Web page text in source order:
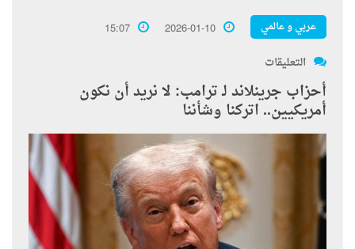
عربي و عالمي 2026-01-10
15:07
التعليقات
أحزاب جرينلاند لـ ترامب: لا نريد أن نكون
أمريكيين.. اتركنا وشأننا